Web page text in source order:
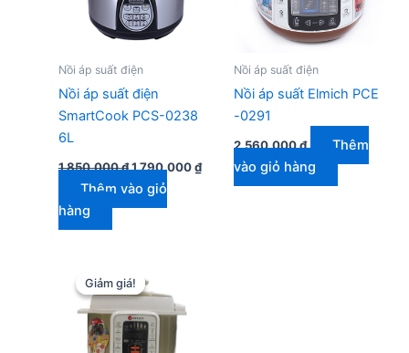
Nồi áp suất điện
Nồi áp suất điện
SmartCook PCS-0238
6L
1.850.000₫ Giá
là:
1.850.000 ₫.
1.790.000₫Giá
hiện
Thêm vào giỏ
hàng
Nồi áp suất điện
Nồi áp suất Elmich PCE
-0291
2.560.000₫
Thêm
vào giỏ hàng
Giảm giá!
Giảm giá!